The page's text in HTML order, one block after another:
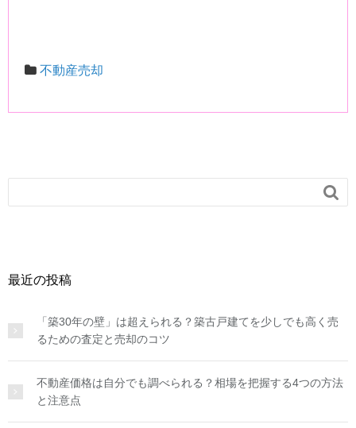
不動産売却

最近の投稿
「築30年の壁」は超えられる？築古戸建てを少しでも高く売
るための査定と売却のコツ
不動産価格は自分でも調べられる？相場を把握する4つの方法
と注意点